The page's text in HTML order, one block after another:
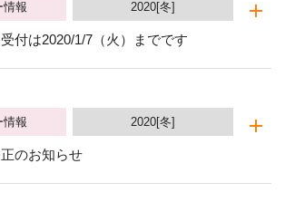
情報
2020[冬]
付は2020/1/7（火）までです
情報
2020[冬]
のお知らせ